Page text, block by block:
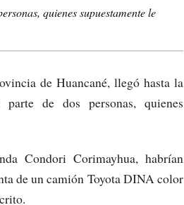
quienes supuestamente le
de Huancané, llegó hasta la
de dos personas, quienes
Condori Corimayhua, habrían
de un camión Toyota DINA color